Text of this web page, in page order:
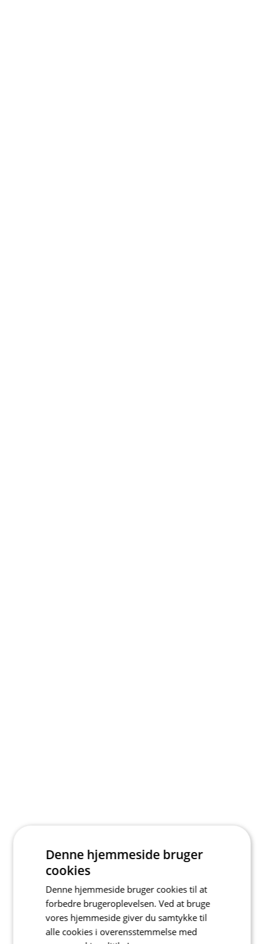
Denne hjemmeside bruger
cookies
Denne hjemmeside bruger cookies til at
forbedre brugeroplevelsen. Ved at bruge
vores hjemmeside giver du samtykke til
alle cookies i overensstemmelse med